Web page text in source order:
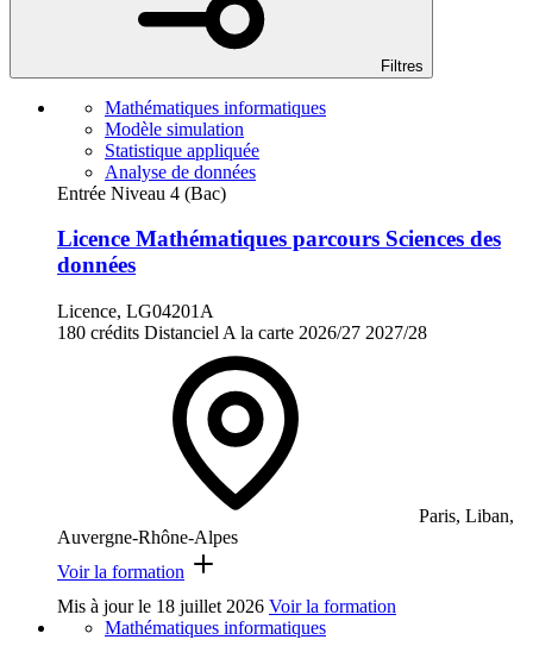
Filtres
Mathématiques informatiques
Modèle simulation
Statistique appliquée
Analyse de données
Entrée Niveau 4 (Bac)
Licence Mathématiques parcours Sciences des
données
Licence, LG04201A
180 crédits Distanciel A la carte 2026/27 2027/28
Paris, Liban,
Auvergne-Rhône-Alpes
Voir la formation
Mis à jour le 18 juillet 2026 Voir la formation
Mathématiques informatiques